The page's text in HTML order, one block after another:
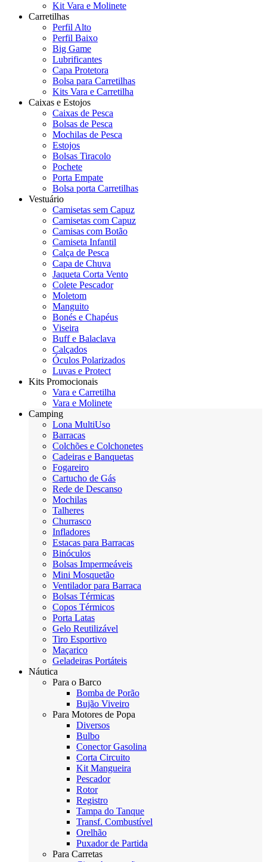
Kit Vara e Molinete
Carretilhas
Perfil Alto
Perfil Baixo
Big Game
Lubrificantes
Capa Protetora
Bolsa para Carretilhas
Kits Vara e Carretilha
Caixas e Estojos
Caixas de Pesca
Bolsas de Pesca
Mochilas de Pesca
Estojos
Bolsas Tiracolo
Pochete
Porta Empate
Bolsa porta Carretilhas
Vestuário
Camisetas sem Capuz
Camisetas com Capuz
Camisas com Botão
Camiseta Infantil
Calça de Pesca
Capa de Chuva
Jaqueta Corta Vento
Colete Pescador
Moletom
Manguito
Bonés e Chapéus
Viseira
Buff e Balaclava
Calçados
Óculos Polarizados
Luvas e Protect
Kits Promocionais
Vara e Carretilha
Vara e Molinete
Camping
Lona MultiUso
Barracas
Colchões e Colchonetes
Cadeiras e Banquetas
Fogareiro
Cartucho de Gás
Rede de Descanso
Mochilas
Talheres
Churrasco
Infladores
Estacas para Barracas
Binóculos
Bolsas Impermeáveis
Mini Mosquetão
Ventilador para Barraca
Bolsas Térmicas
Copos Térmicos
Porta Latas
Gelo Reutilizável
Tiro Esportivo
Maçarico
Geladeiras Portáteis
Náutica
Para o Barco
Bomba de Porão
Bujão Viveiro
Para Motores de Popa
Diversos
Bulbo
Conector Gasolina
Corta Circuito
Kit Mangueira
Pescador
Rotor
Registro
Tampa do Tanque
Transf. Combustível
Orelhão
Puxador de Partida
Para Carretas